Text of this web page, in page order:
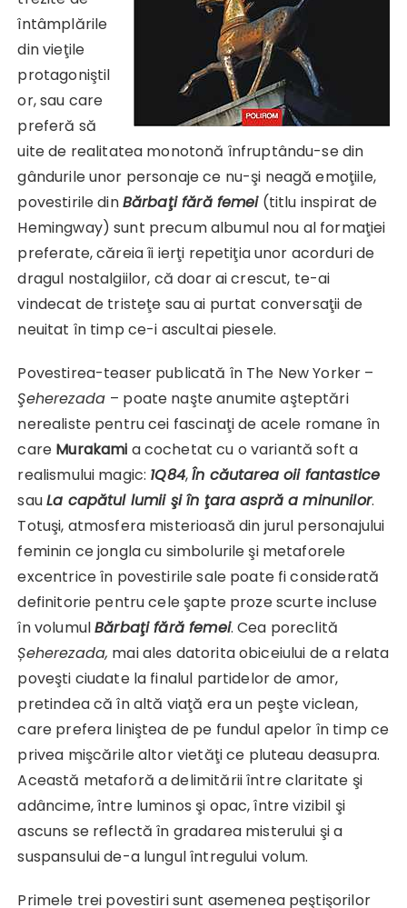
întâmplările
din vieţile
protagoniştil
or, sau care
preferă să
uite de realitatea monotonă înfruptându-se din
gândurile unor personaje ce nu-şi neagă emoţiile,
povestirile dinBărbaţi fără femei(titlu inspirat de
Hemingway) sunt precum albumul nou al formaţiei
preferate, căreia îi ierţi repetiţia unor acorduri de
dragul nostalgiilor, că doar ai crescut, te-ai
vindecat de tristeţe sau ai purtat conversaţii de
neuitat în timp ce-i ascultai piesele.
Povestirea-teaser publicată în The New Yorker –
Şeherezada – poate naşte anumite aşteptări
nerealiste pentru cei fascinaţi de acele romane în
care Murakami a cochetat cu o variantă soft a
realismului magic: 1Q84,În căutarea oii fantastice
sauLa capătul lumii şi în ţara aspră a minunilor.
Totuşi, atmosfera misterioasă din jurul personajului
feminin ce jongla cu simbolurile şi metaforele
excentrice în povestirile sale poate fi considerată
definitorie pentru cele şapte proze scurte incluse
în volumulBărbaţi fără femei. Cea poreclită
Șeherezada, mai ales datorita obiceiului de a relata
poveşti ciudate la finalul partidelor de amor,
pretindea că în altă viaţă era un peşte viclean,
care prefera liniştea de pe fundul apelor în timp ce
privea mişcările altor vietăţi ce pluteau deasupra.
Această metaforă a delimitării între claritate şi
adâncime, între luminos şi opac, între vizibil şi
ascuns se reflectă în gradarea misterului şi a
suspansului de-a lungul întregului volum.
Primele trei povestiri sunt asemenea peştişorilor